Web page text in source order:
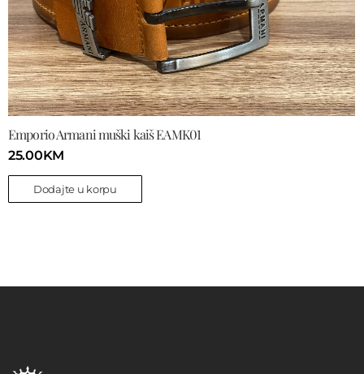
Emporio Armani muški kaiš EAMK01
25.00KM
Dodajte u korpu